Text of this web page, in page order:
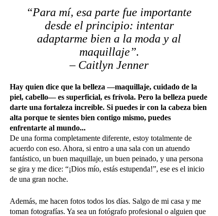
“Para mí, esa parte fue importante
desde el principio: intentar
adaptarme bien a la moda y al
maquillaje”.
– Caitlyn Jenner
Hay quien dice que la belleza —maquillaje, cuidado de la
piel, cabello— es superficial, es frívola. Pero la belleza puede
darte una fortaleza increíble. Si puedes ir con la cabeza bien
alta porque te sientes bien contigo mismo, puedes
enfrentarte al mundo...
De una forma completamente diferente, estoy totalmente de
acuerdo con eso. Ahora, si entro a una sala con un atuendo
fantástico, un buen maquillaje, un buen peinado, y una persona
se gira y me dice: “¡Dios mío, estás estupenda!”, ese es el inicio
de una gran noche.
Además, me hacen fotos todos los días. Salgo de mi casa y me
toman fotografías. Ya sea un fotógrafo profesional o alguien que